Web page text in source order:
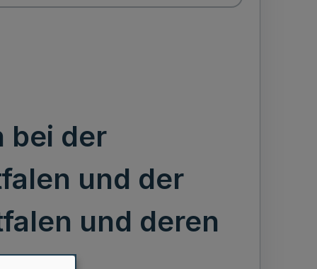
bei der
und der
und deren